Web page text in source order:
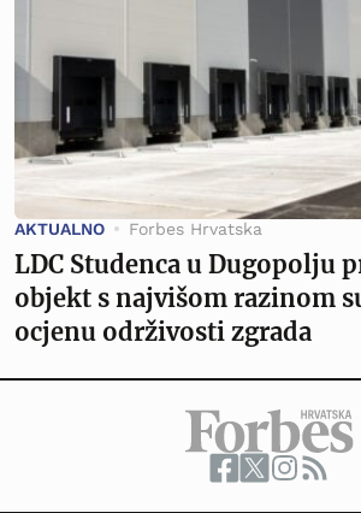
AKTUALNO Forbes Hrvatska
LDC Studenca u Dugopolju
objekt s najvišom razinom
ocjenu održivosti zgrada